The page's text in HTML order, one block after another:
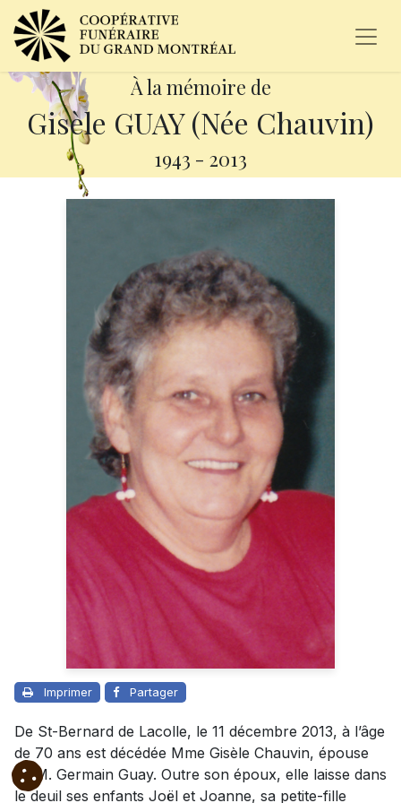
À la mémoire de
Gisèle GUAY (Née Chauvin)
1943 - 2013
Imprimer Partager
De St-Bernard de Lacolle, le 11 décembre 2013, à l’âge
de 70 ans est décédée Mme Gisèle Chauvin, épouse
de M. Germain Guay. Outre son époux, elle laisse dans
le deuil ses enfants Joël et Joanne, sa petite-fille